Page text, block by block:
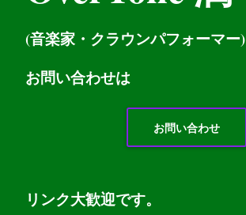
(音楽家・クラウンパフォーマー)
お問い合わせは
お問い合わせ
リンク大歓迎です。